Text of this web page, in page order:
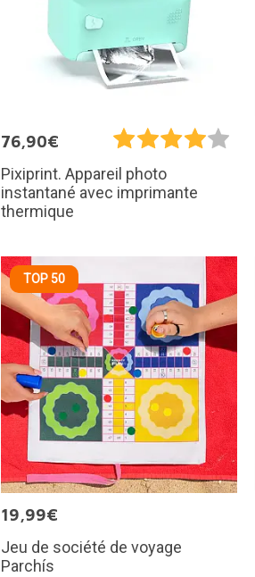
76,90€
Pixiprint. Appareil photo
instantané avec imprimante
thermique
TOP 50
19,99€
Jeu de société de voyage
Parchís